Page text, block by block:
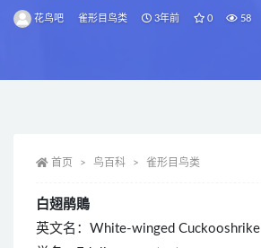
花鸟吧 雀形目鸟类 3年前 0 58
首页 鸟百科 雀形目鸟类
白翅鹃鵙
英文名：White-winged Cuckooshrike